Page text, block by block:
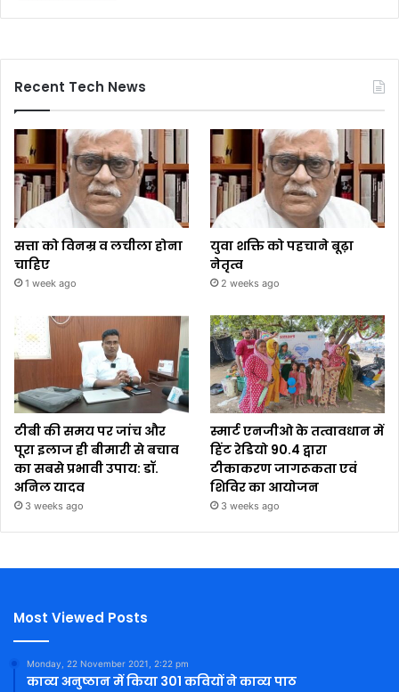
Recent Tech News
सत्ता को विनम्र व लचीला होना
चाहिए
1 week ago
युवा शक्ति को पहचाने बूढ़ा
नेतृत्व
2 weeks ago
टीबी की समय पर जांच और
पूरा इलाज ही बीमारी से बचाव
का सबसे प्रभावी उपाय: डॉ.
अनिल यादव
3 weeks ago
स्मार्ट एनजीओ के तत्वावधान में
हिंट रेडियो 90.4 द्वारा
टीकाकरण जागरूकता एवं
शिविर का आयोजन
3 weeks ago
Most Viewed Posts
Monday, 22 November 2021, 2:22 pm
काव्य अनुष्ठान में किया 301 कवियों ने काव्य पाठ